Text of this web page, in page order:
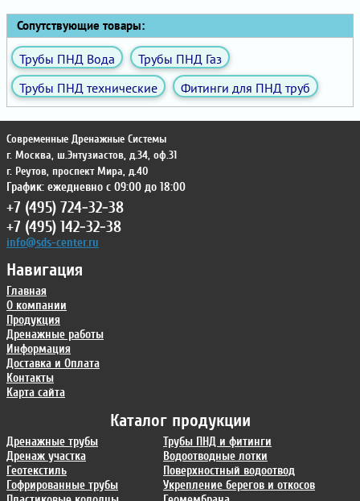
Сопутствующие товары:
Трубы ПНД Вода
Трубы ПНД Газ
Трубы ПНД технические
Фитинги для ПНД труб
Каталог продукции
Дренажные трубы
Дренаж участка
Геотекстиль
Гофрированные трубы
Трубы ПНД и фитинги
Водоотводные лотки
Поверхностный водоотвод
Укрепление берегов и откосов
Навигация
Главная
О компании
Продукция
Дренажные работы
Информация
Доставка и Оплата
Контакты
Карта сайта
Современные Дренажные Системы
г. Москва, ш.Энтузиастов, д.34, оф.31
г. Реутов, проспект Мира, д.40
График: ежедневно с 09:00 до 18:00
+7 (495) 724-32-38
+7 (495) 142-32-38
info@sds-center.ru